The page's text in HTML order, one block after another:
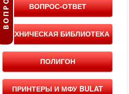
ВОПРОС-ОТВЕТ
ТЕХНИЧЕСКАЯ БИБЛИОТЕКА
ПОЛИГОН
ПРИНТЕРЫ И МФУ BULAT